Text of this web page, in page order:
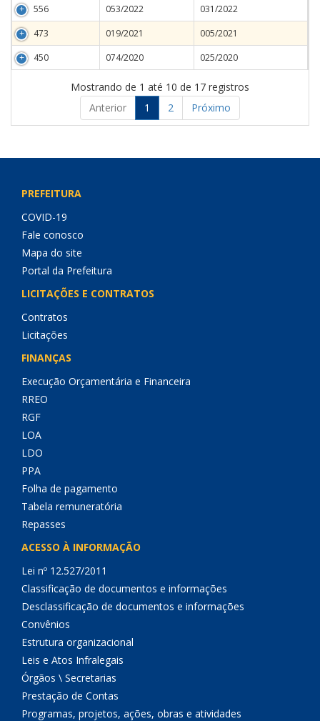
556
053/2022
031/2022
473
019/2021
005/2021
450
074/2020 025/2020
Mostrando de 1 até 10 de 17 registros
Anterior
1 2 Próximo
PREFEITURA
COVID-19
Fale conosco
Mapa do site
Portal da Prefeitura
LICITAÇÕES E CONTRATOS
Contratos
Licitações
FINANÇAS
Execução Orçamentária e Financeira
RREO
RGF
LOA
LDO
PPA
Folha de pagamento
Tabela remuneratória
Repasses
ACESSO À INFORMAÇÃO
Lei nº 12.527/2011
Classificação de documentos e informações
Desclassificação de documentos e informações
Convênios
Estrutura organizacional
Leis e Atos Infralegais
Órgãos \ Secretarias
Prestação de Contas
Programas, projetos, ações, obras e atividades